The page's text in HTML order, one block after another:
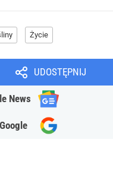
Życie
UDOSTĘPNIJ
News